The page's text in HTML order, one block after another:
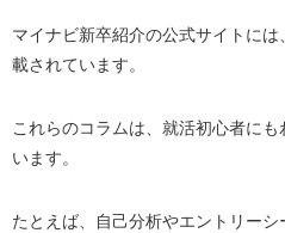
マイナビ新卒紹介の公式サイトに
載されています。
これらのコラムは、就活初心者に
います。
たとえば、自己分析やエントリー